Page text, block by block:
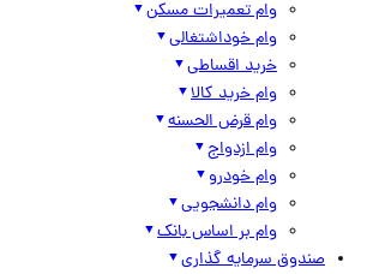
وام تعمیرات مسکن
وام خوداشتغالی
خرید اقساطی
وام خرید کالا
وام قرض الحسنه
وام ازدواج
وام خودرو
وام دانشجویی
وام بر اساس بانک
صندوق سرمایه گذاری